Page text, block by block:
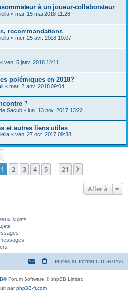
à un joueur-collaborateur
« mar. 15 mai 2018 11:28
recommandations
« mer. 25 avr. 2018 10:07
« ven. 5 janv. 2018 18:11
polémiques en 2018?
« mar. 2 janv. 2018 09:04
?
Sacub « lun. 13 nov. 2017 13:22
et autres liens utiles
« ven. 27 oct. 2017 09:38
1sur21
1 2 3 4 5 21
Aller à
sujets
Heures au format UTC+01:00
® Forum Software © phpBB Limited
parphpBB-fr.com